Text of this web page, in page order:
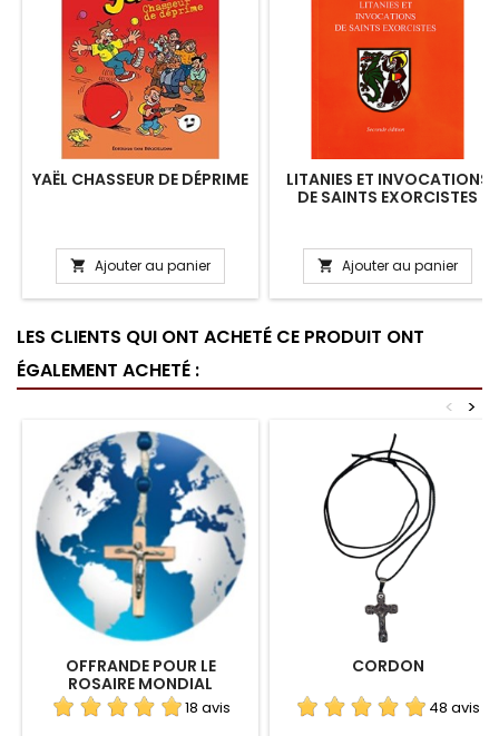
YAËL CHASSEUR DE DÉPRIME
 Ajouter au panier
LITANIES ET INVOCATIONS
DE SAINTS EXORCISTES
 Ajouter au panier
LES CLIENTS QUI ONT ACHETÉ CE PRODUIT ONT
ÉGALEMENT ACHETÉ :
>
<
OFFRANDE POUR LE
ROSAIRE MONDIAL
18 avis
CORDON
48 avis